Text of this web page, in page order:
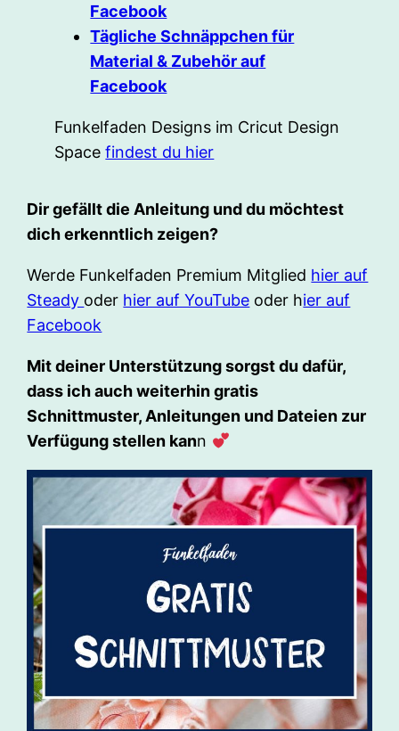
Facebook
Tägliche Schnäppchen für
Material & Zubehör auf
Facebook
Funkelfaden Designs im Cricut Design
Spacefindest du hier
Dir gefällt die Anleitung und du möchtest
dich erkenntlich zeigen?
Werde Funkelfaden Premium Mitglied hier auf
Steady oder hier auf YouTube oder hier auf
Facebook
Mit deiner Unterstützung sorgst du dafür,
dass ich auch weiterhin gratis
Schnittmuster, Anleitungen und Dateien zur
Verfügung stellen kann